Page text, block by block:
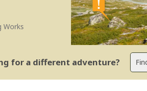
Works
for a different adventure?